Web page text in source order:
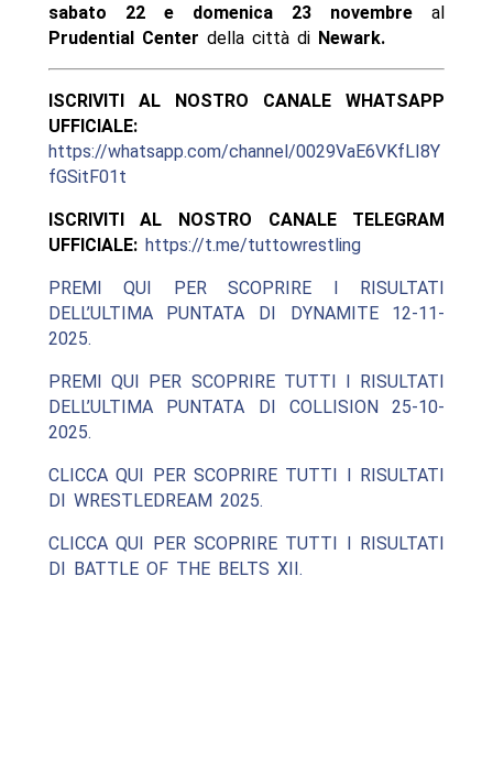
sabato 22 e domenica 23 novembreal
Prudential Center della città di Newark.
ISCRIVITI AL NOSTRO CANALE WHATSAPP
UFFICIALE:
https://whatsapp.com/channel/0029VaE6VKfLI8Y
fGSitF01t
ISCRIVITI AL NOSTRO CANALE TELEGRAM
UFFICIALE: https://t.me/tuttowrestling
PREMI QUI PER SCOPRIRE I RISULTATI
DELL’ULTIMA PUNTATA DI DYNAMITE 12-11-
2025.
PREMI QUI PER SCOPRIRE TUTTI I RISULTATI
DELL’ULTIMA PUNTATA DI COLLISION 25-10-
2025.
CLICCA QUI PER SCOPRIRE TUTTI I RISULTATI
DI WRESTLEDREAM 2025.
CLICCA QUI PER SCOPRIRE TUTTI I RISULTATI
DI BATTLE OF THE BELTS XII.